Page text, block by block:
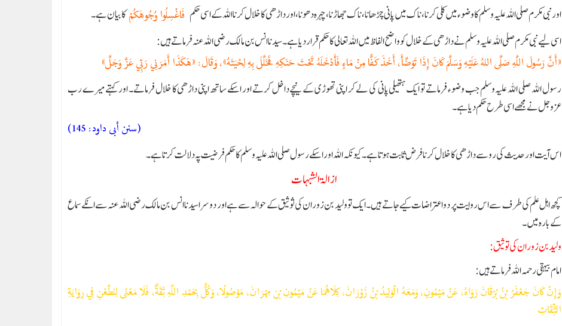
اور نبی مکرم صلى اللہ علیہ وسلم کا وضوء میں کلی کرنا ، ناک میں پانی چڑھانا، ناک جھاڑنا، چہرہ دھونا ، اور داڑھی کا خلال کرنا اللہ کے اسی حکم فَاغْسِلُوا وُجُوهَكُمْ کا بیان ہے۔
اسی لیے نبی مکرم صلى اللہ علیہ وسلم نے داڑھی کے خلال کو واضح الفاظ میں اللہ تعالى کا حکم قرار دیا ہے۔ سیدنا انس بن مالک رضی اللہ عنہ فرماتے ہیں:
«أَنَّ رَسُولَ اللَّهِ صَلَّى اللهُ عَلَيْهِ وَسَلَّمَ كَانَ إِذَا تَوَضَّأَ، أَخَذَ كَفًّا مِنْ مَاءٍ فَأَدْخَلَهُ تَحْتَ حَنَكِهِ فَخَلَّلَ بِهِ لِحْيَتَهُ»، وَقَالَ: «هَكَذَا أَمَرَنِي رَبِّي عَزَّ وَجَلَّ»
رسول اللہ صلى اللہ علیہ وسلم جب وضوء فرماتے تو ایک ہتھیلی پانی کی لے کر اپنی تھوڑی کے نیچے داخل کرتے اور ا سکے ساتھ اپنی داڑھی کا خلال فرماتے۔ اور کہتے میرے رب
عزوجل نے مجھے اسی طرح حکم دیا ہے۔
(سنن أبی داود: 145)
اس آیت اور حدیث کی رو سے داڑھی کا خلال کرنا فرض ثابت ہوتا ہے۔ کیونکہ اللہ اور اسکے رسول صلى اللہ علیہ وسلم کا حکم فرضیت پہ دلالت کرتا ہے۔
ازالۃ الشبہات
کچھ اہل علم کی طرف سے اس روایت پر دو اعتراضات کیے جاتے ہیں۔ ایک تو ولید بن زوران کی ثوثیق کے حوالہ سے ہے اور دوسرا سیدنا انس بن مالک رضی اللہ عنہ سے انکےسماع
کے بارہ میں۔
ولید بن زوران کی توثیق:
امام بیہقی رحمہ اللہ فرماتے ہیں:
وَإِنْ كَانَ جَعْفَرُ بْنُ بُرْقَانَ رَوَاهُ، عَنْ مَيْمُونٍ، وَمَعَهُ الْوَلِيدُ بْنُ زَوْرَانَ، كِلَاهُمَا عَنْ مَيْمُونِ بْنِ مِهْرَانَ، مَوْصُولًا، وَكُلٌّ بِحَمْدِ اللَّهِ ثِقَةٌ، فَلَا مَعْنًى لِلطَّعْنِ فِي رِوَايَةِ
الثِّقَاتِ